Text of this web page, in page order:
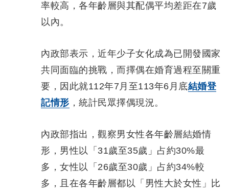
率較高，各年齡層與其配偶平均差距在7歲
以內。
內政部表示，近年少子女化成為已開發國家
共同面臨的挑戰，而擇偶在婚育過程至關重
要，因此就112年7月至113年6月底結婚登
記情形 ，統計民眾擇偶現況。
內政部指出，觀察男女性各年齡層結婚情
形，男性以「31歲至35歲」占約30%最
多，女性以「26歲至30歲」占約34%較
多，且在各年齡層都以「男性大於女性」比